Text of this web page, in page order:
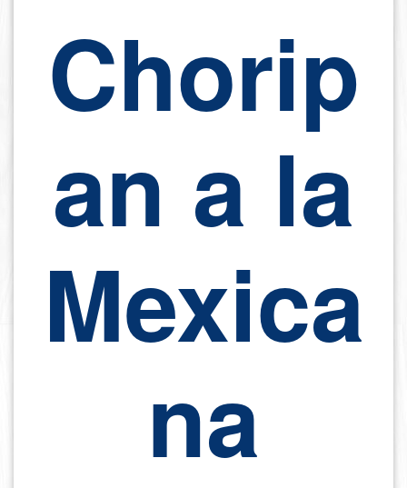
Chorip
an a la
Mexica
na